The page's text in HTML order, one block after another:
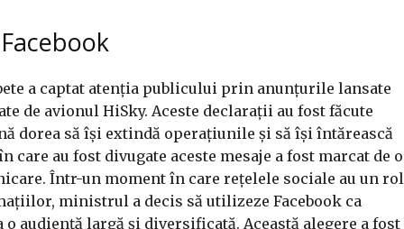
a captat atenția publicului prin anunțurile lansate
de avionul HiSky. Aceste declarații au fost făcute
dorea să își extindă operațiunile și să își întărească
au fost divugate aceste mesaje a fost marcat de o
Într-un moment în care rețelele sociale au un rol
ministrul a decis să utilizeze Facebook ca
audiență largă și diversificată. Această alegere a fost